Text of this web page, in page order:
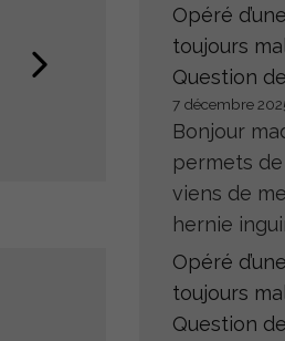
Opéré
toujours
Question
7 décembre
Bonjour
permets
viens de
hernie
Opéré
toujours
Question